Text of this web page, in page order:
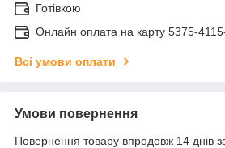
Готівкою
Онлайн оплата на карту 5375-
Всі умови оплати
Умови повернення
Повернення товару впродовж 14 днів